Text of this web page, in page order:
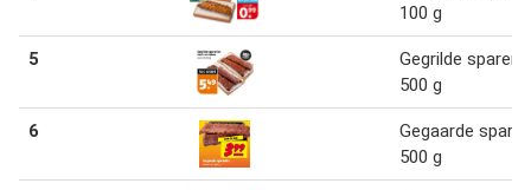
100 g
5
Gegrilde
500 g
6
Gegaarde
500 g